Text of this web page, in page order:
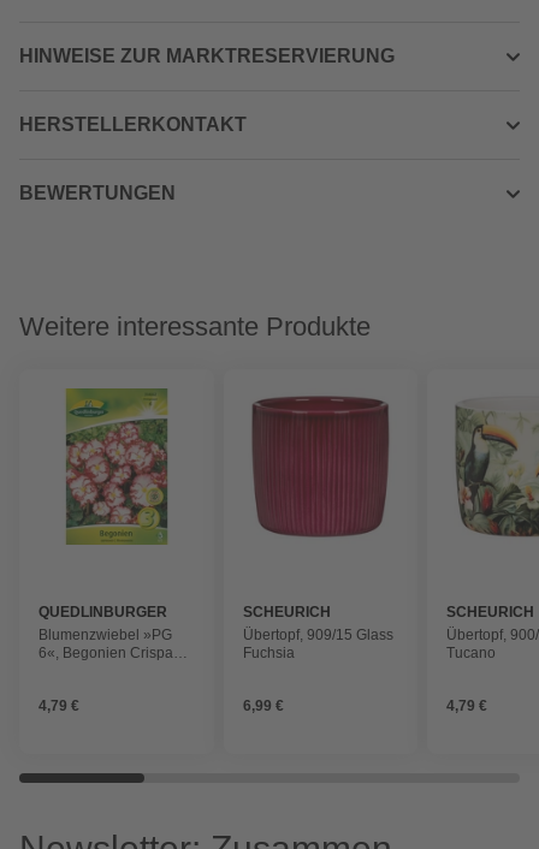
HINWEISE ZUR MARKTRESERVIERUNG
HERSTELLERKONTAKT
BEWERTUNGEN
Weitere interessante Produkte
QUEDLINBURGER
Blumenzwiebel »PG
6«, Begonien Crispa
4,79 €
SCHEURICH
Übertopf, 909/15 Glass
Fuchsia
6,99 €
SCHEURICH
Übertopf,
Tucano
4,79 €